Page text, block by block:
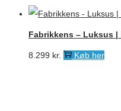
Fabrikkens – Luksus |
8.299 kr. Køb her